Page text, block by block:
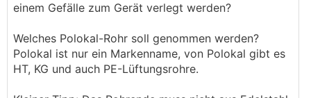
einem Gefälle zum Gerät verlegt werden?
Welches Polokal-Rohr soll genommen werden?
Polokal ist nur ein Markenname, von Polokal gibt es
HT, KG und auch PE-Lüftungsrohre.